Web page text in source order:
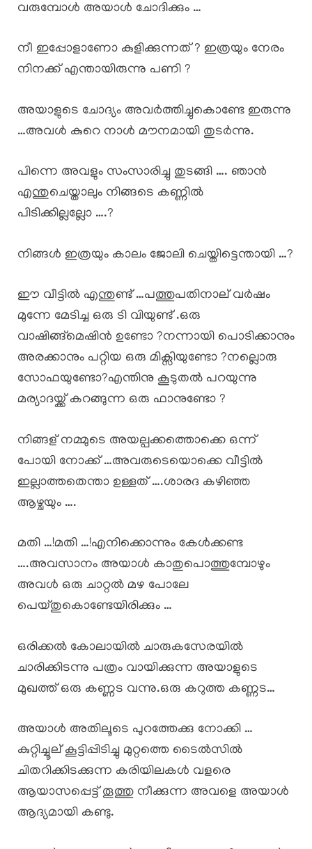
വരുമ്പോൾ അയാൾ ചോദിക്കും …
നീ ഇപ്പോളാണോ കുളിക്കുന്നത് ? ഇത്രയും നേരം
നിനക്ക് എന്തായിരുന്നു പണി ?
അയാളുടെ ചോദ്യം അവർത്തിച്ചുകൊണ്ടേ ഇരുന്നു
…അവൾ കുറെ നാൾ മൗനമായി തുടർന്നു.
പിന്നെ അവളും സംസാരിച്ചു തുടങ്ങി …. ഞാൻ
എന്തുചെയ്താലും നിങ്ങടെ കണ്ണിൽ
പിടിക്കില്ലല്ലോ ….?
നിങ്ങൾ ഇത്രയും കാലം ജോലി ചെയ്തിട്ടെന്തായി …?
ഈ വീട്ടിൽ എന്തുണ്ട് …പത്തുപതിനാല് വർഷം
മുന്നേ മേടിച്ച ഒരു ടി വിയുണ്ട് .ഒരു
വാഷിങ്ങ്മെഷിൻ ഉണ്ടോ ?നന്നായി പൊടിക്കാനും
അരക്കാനും പറ്റിയ ഒരു മിക്സിയുണ്ടോ ?നല്ലൊരു
സോഫയുണ്ടോ?എന്തിനു കൂടുതൽ പറയുന്നു
മര്യാദയ്ക്ക് കറങ്ങുന്ന ഒരു ഫാനുണ്ടോ ?
നിങ്ങള് നമ്മുടെ അയല്പക്കത്തൊക്കെ ഒന്ന്
പോയി നോക്ക് …അവരുടെയൊക്കെ വീട്ടിൽ
ഇല്ലാത്തതെന്താ ഉള്ളത് ….ശാരദ കഴിഞ്ഞ
ആഴ്ചയും ….
മതി …!മതി …!എനിക്കൊന്നും കേൾക്കണ്ട
….അവസാനം അയാൾ കാതുപൊത്തുമ്പോഴും
അവൾ ഒരു ചാറ്റൽ മഴ പോലേ
പെയ്തുകൊണ്ടേയിരിക്കും …
ഒരിക്കൽ കോലായിൽ ചാരുകസേരയിൽ
ചാരിക്കിടന്നു പത്രം വായിക്കുന്ന അയാളുടെ
മുഖത്ത് ഒരു കണ്ണട വന്നു.ഒരു കറുത്ത കണ്ണട…
അയാൾ അതിലൂടെ പുറത്തേക്കു നോക്കി …
കുറ്റിച്ചൂല് കൂട്ടിപ്പിടിച്ചു മുറ്റത്തെ ടൈൽസിൽ
ചിതറിക്കിടക്കുന്ന കരിയിലകൾ വളരെ
ആയാസപ്പെട്ട് തൂത്തു നീക്കുന്ന അവളെ അയാൾ
ആദ്യമായി കണ്ടു.